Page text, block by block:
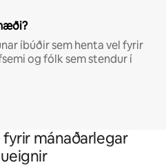
íbúðir sem henta vel fyrir
og fólk sem stendur í
mánaðarlegar